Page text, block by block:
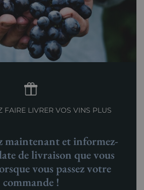
FAIRE LIVRER VOS VINS PLUS
maintenant et informez-
de livraison que vous
vous passez votre
commande !